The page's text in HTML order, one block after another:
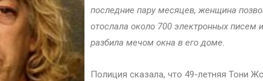
последние пару месяцев, женщина
отослала около 700 электронных писем
разбила мечом окна в его доме.
Полиция сказала, что 49-летняя Тони